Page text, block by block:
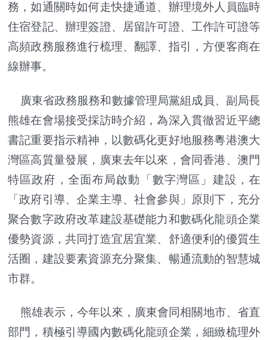
務，如通關時如何走快捷通道、辦理境外人員臨時
住宿登記、辦理簽證、居留許可證、工作許可證等
高頻政務服務進行梳理、翻譯、指引，方便客商在
線辦事。
廣東省政務服務和數據管理局黨組成員、副局長
熊雄在會場接受採訪時介紹，為深入貫徹習近平總
書記重要指示精神，以數碼化更好地服務粵港澳大
灣區高質量發展，廣東去年以來，會同香港、澳門
特區政府，全面布局啟動「數字灣區」建設，在
「政府引導、企業主導、社會參與」原則下，充分
聚合數字政府改革建設基礎能力和數碼化龍頭企業
優勢資源，共同打造宜居宜業、舒適便利的優質生
活圈，建設要素資源充分聚集、暢通流動的智慧城
市群。
熊雄表示，今年以來，廣東會同相關地市、省直
部門，積極引導國內數碼化龍頭企業，細緻梳理外